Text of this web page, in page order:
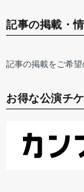
記事の掲載・
記事の掲載をご希
お得な公演チ